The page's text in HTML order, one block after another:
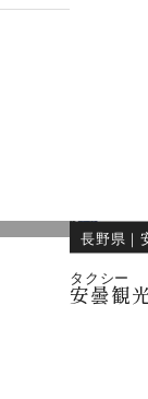
長野県 ｜
タクシー
安曇観